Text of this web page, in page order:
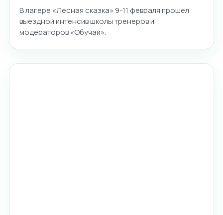
В лагере «Лесная сказка» 9-11 февраля прошел
выездной интенсив школы тренеров и
модераторов «Обучай».